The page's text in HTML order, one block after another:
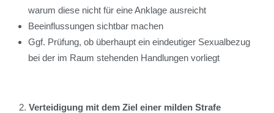
warum diese nicht für eine Anklage ausreicht
Beeinflussungen sichtbar machen
Ggf. Prüfung, ob überhaupt ein eindeutiger Sexualbezug
bei der im Raum stehenden Handlungen vorliegt
Verteidigung mit dem Ziel einer milden Strafe